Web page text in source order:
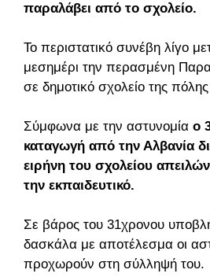
παραλάβει από το σχολείο.
Το περιστατικό συνέβη λίγο
μεσημέρι την περασμένη
σε δημοτικό σχολείο της
Σύμφωνα με την αστυνομία ο
καταγωγή από την Αλβανία
ειρήνη του σχολείου
την εκπαιδευτικό.
Σε βάρος του 31χρονου
δασκάλα με αποτέλεσμα οι
προχωρούν στη σύλληψή του.